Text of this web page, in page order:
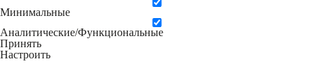
Минимальные
Аналитические/Функциональные
Принять
Настроить